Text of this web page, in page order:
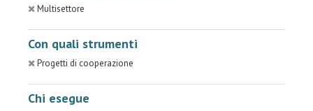
Multisettore
Con quali strumenti
Progetti di cooperazione
Chi esegue